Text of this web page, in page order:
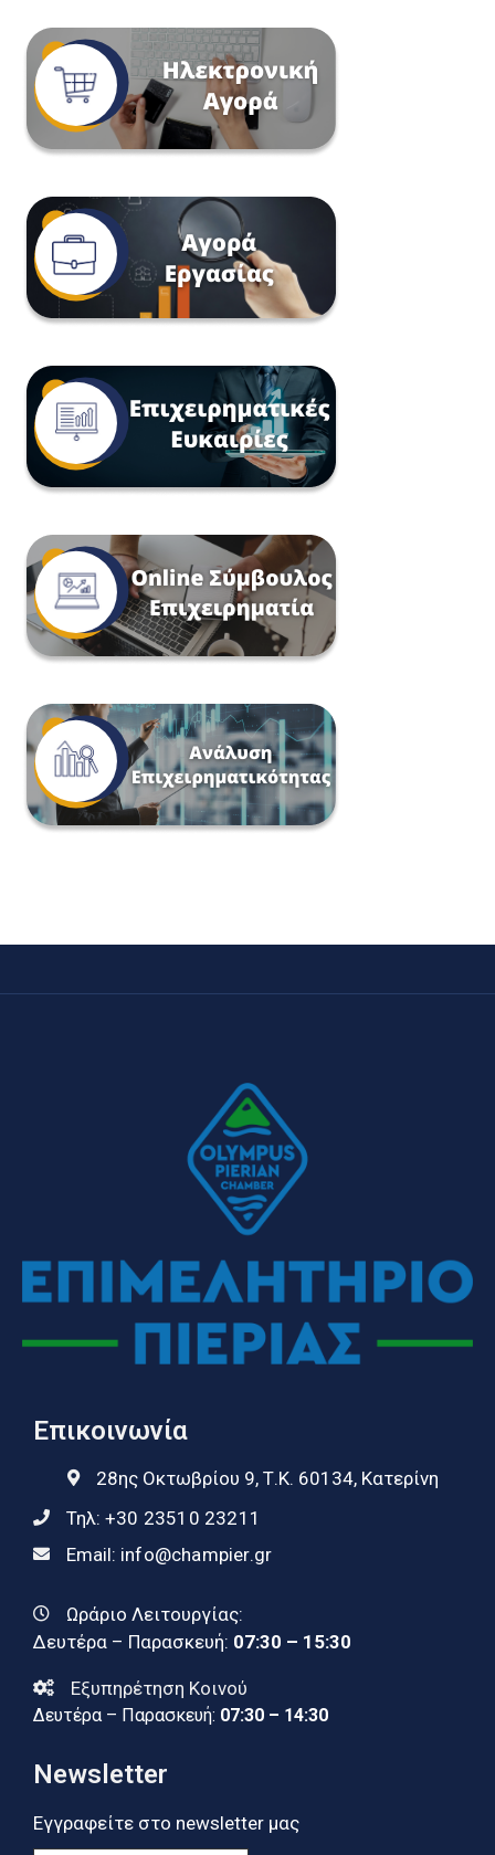
Επικοινωνία
28ης Οκτωβρίου 9, Τ.Κ. 60134, Κατερίνη
Τηλ: +30 23510 23211
Email: info@champier.gr
Ωράριο Λειτουργίας:
Δευτέρα – Παρασκευή: 07:30 – 15:30
Εξυπηρέτηση Κοινού
Δευτέρα – Παρασκευή: 07:30 – 14:30
Newsletter
Εγγραφείτε στο newsletter μας